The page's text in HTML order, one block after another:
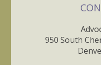
950 South